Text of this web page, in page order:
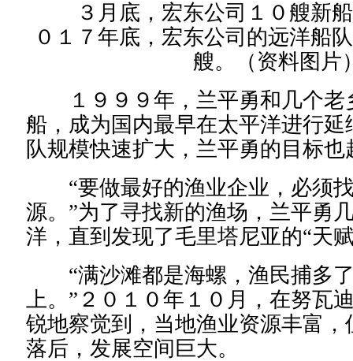
３月底，宏东公司１０艘新
０１７年底，宏东公司的远洋船
艘。（资料图片
１９９９年，兰平勇和几个老
船，成为国内最早在太平洋进行
队规模快速扩大，兰平勇的目标也
“要做最好的渔业企业，必须
源。”为了寻找新的渔场，兰平勇
洋，直到发现了毛里塔尼亚的“天
“满沙滩都是海螺，渔民捕多
上。”２０１０年１０月，在努瓦
锐地察觉到，当地渔业资源丰富
落后，发展空间巨大。